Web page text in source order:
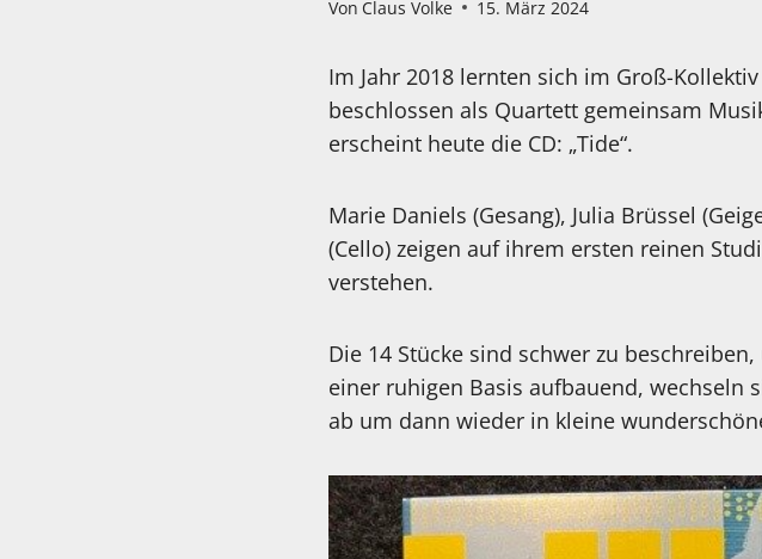
Von Claus Volke 15. März 2024
Im Jahr 2018 lernten sich im Groß-
beschlossen als Quartett gemeinsam
erscheint heute die CD: „Tide“.
Marie Daniels (Gesang), Julia Brüssel
(Cello) zeigen auf ihrem ersten reinen
verstehen.
Die 14 Stücke sind schwer zu
einer ruhigen Basis aufbauend,
ab um dann wieder in kleine